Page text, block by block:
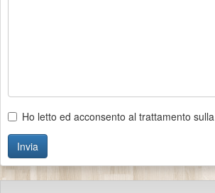
Ho letto ed acconsento al trattamento sulla